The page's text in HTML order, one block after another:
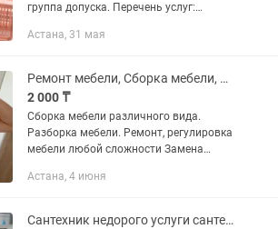
группа допуска. Перечень услуг:
проводка и т. Д. ) Устранение
Астана, 31 мая
Ремонт мебели, Сборка мебели, регулировка, переезды, газель грузчики
2 000 ₸
Сборка мебели различного вида.
Разборка мебели. Ремонт, регулировка
мебели любой сложности Замена
мебельных аксессуаров, механизмов и
Астана, 4 июня
Сантехник недорого услуги сантехника прочистка труб канализаций трос